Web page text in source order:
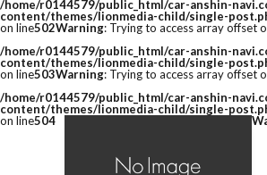
/home/r0144579/public_html/car-anshin-
content/themes/lionmedia-child/single-
on line502Warning: Trying to access array offset
/home/r0144579/public_html/car-anshin-
content/themes/lionmedia-child/single-
on line503Warning: Trying to access array offset
/home/r0144579/public_html/car-anshin-
content/themes/lionmedia-child/single-
on line504